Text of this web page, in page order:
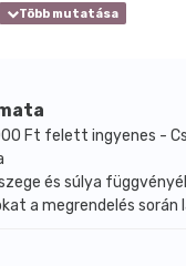
Ft felett ingyenes -
és súlya
a megrendelés során